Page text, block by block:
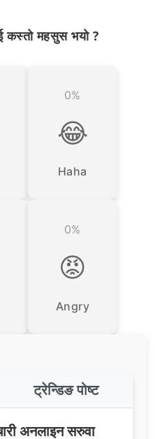
कस्तो महसुस भयो ?
0%
😂
Haha
0%
😡
Angry
ट्रेन्डिङ पोष्ट
अनलाइन सरुवा